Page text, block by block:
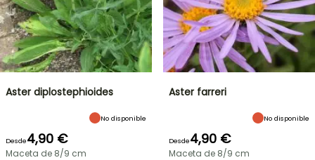
Aster diplostephioides
No disponible
Desde4,90 €
Maceta de 8/9 cm
Aster farreri
No disponible
Desde4,90 €
Maceta de 8/9 cm